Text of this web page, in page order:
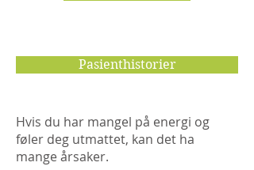
Pasienthistorier
Hvis du har mangel på energi og
føler deg utmattet, kan det ha
mange årsaker.